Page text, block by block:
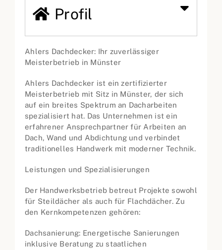
Profil
Ahlers Dachdecker: Ihr zuverlässiger
Meisterbetrieb in Münster
Ahlers Dachdecker ist ein zertifizierter
Meisterbetrieb mit Sitz in Münster, der sich
auf ein breites Spektrum an Dacharbeiten
spezialisiert hat. Das Unternehmen ist ein
erfahrener Ansprechpartner für Arbeiten an
Dach, Wand und Abdichtung und verbindet
traditionelles Handwerk mit moderner Technik.
Leistungen und Spezialisierungen
Der Handwerksbetrieb betreut Projekte sowohl
für Steildächer als auch für Flachdächer. Zu
den Kernkompetenzen gehören:
Dachsanierung: Energetische Sanierungen
inklusive Beratung zu staatlichen